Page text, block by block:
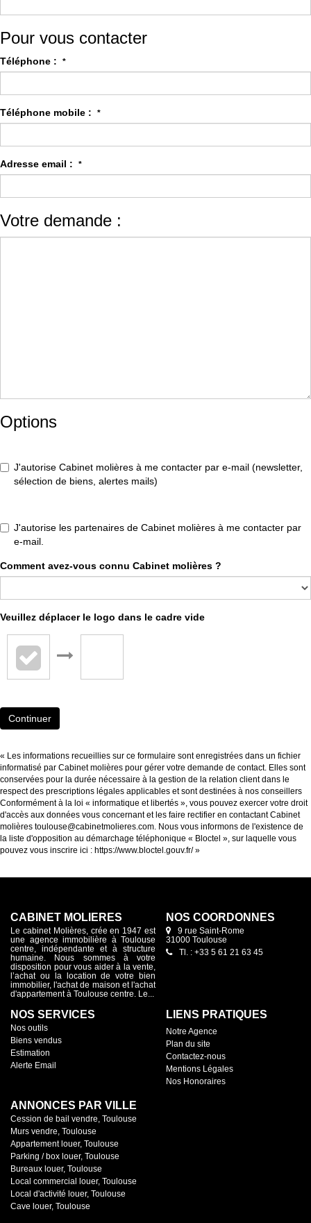
Pour vous contacter
Téléphone : *
Téléphone mobile : *
Adresse email : *
Votre demande :
Options
J'autorise Cabinet molières à me contacter par e-mail (newsletter,
sélection de biens, alertes mails)
J'autorise les partenaires de Cabinet molières à me contacter par
e-mail.
Comment avez-vous connu Cabinet molières ?
Veuillez déplacer le logo dans le cadre vide
Continuer
« Les informations recueillies sur ce formulaire sont enregistrées dans un fichier
informatisé par Cabinet molières pour gérer votre demande de contact. Elles sont
conservées pour la durée nécessaire à la gestion de la relation client dans le
respect des prescriptions légales applicables et sont destinées à nos conseillers
Conformément à la loi « informatique et libertés », vous pouvez exercer votre droit
d'accès aux données vous concernant et les faire rectifier en contactant Cabinet
molières toulouse@cabinetmolieres.com. Nous vous informons de l'existence de
la liste d'opposition au démarchage téléphonique « Bloctel », sur laquelle vous
pouvez vous inscrire ici : https://www.bloctel.gouv.fr/»
CABINET MOLIÈRES
Le cabinet Molières, crée en 1947 est
une agence immobilière à Toulouse
centre, indépendante et à structure
humaine. Nous sommes à votre
disposition pour vous aider à la vente,
l’achat ou la location de votre bien
immobilier, l'achat de maison et l'achat
d'appartement à Toulouse centre. Le...
NOS COORDONNES
9 rue Saint-Rome
31000 Toulouse
Tl. : +33 5 61 21 63 45
NOS SERVICES
Nos outils
Biens vendus
Estimation
Alerte Email
LIENS PRATIQUES
Notre Agence
Plan du site
Contactez-nous
Mentions Légales
Nos Honoraires
ANNONCES PAR VILLE
Cession de bail vendre, Toulouse
Murs vendre, Toulouse
Appartement louer, Toulouse
Parking / box louer, Toulouse
Bureaux louer, Toulouse
Local commercial louer, Toulouse
Local d'activité louer, Toulouse
Cave louer, Toulouse